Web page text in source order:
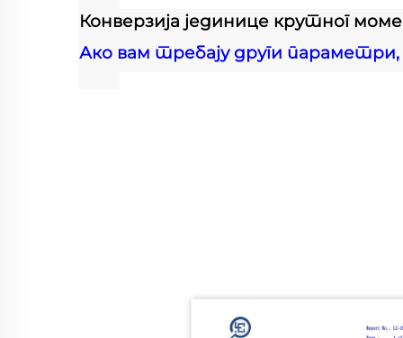
Конверзија јединице крутног
Ако вам требају други